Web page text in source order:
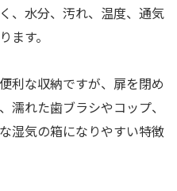
、水分、汚れ、温度、通気
ます。
利な収納ですが、扉を閉め
濡れた歯ブラシやコップ、
湿気の箱になりやすい特徴